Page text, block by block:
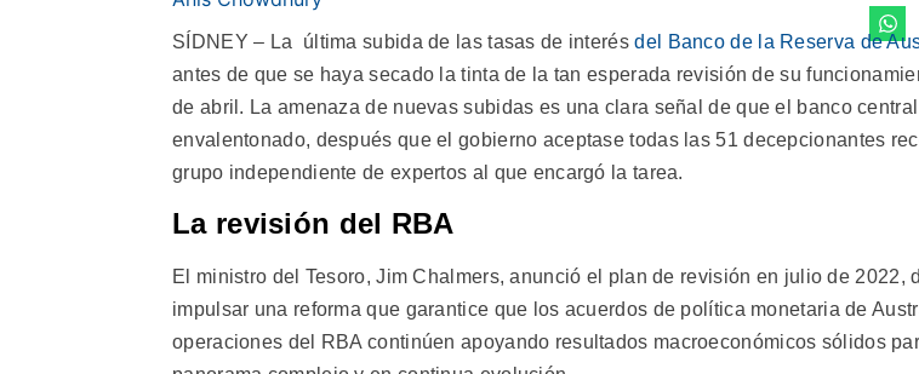
SÍDNEY – La última subida de las tasas de interésdel Banco de la Reserva de
antes de que se haya secado la tinta de la tan esperada revisión de su
de abril. La amenaza de nuevas subidas es una clara señal de que el banco
envalentonado, después que el gobierno aceptase todas las 51 decepcionantes
grupo independiente de expertos al que encargó la tarea.
La revisión del RBA
El ministro del Tesoro, Jim Chalmers, anunció el plan de revisión en julio de 2022,
impulsar una reforma que garantice que los acuerdos de política monetaria de
operaciones del RBA continúen apoyando resultados macroeconómicos sólidos